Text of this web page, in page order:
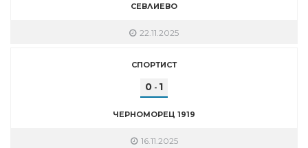
СЕВЛИЕВО
22.11.2025
СПОРТИСТ
0 - 1
ЧЕРНОМОРЕЦ 1919
16.11.2025